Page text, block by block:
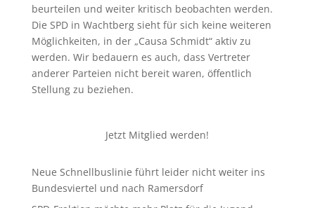
beurteilen und weiter kritisch beobachten werden.
Die SPD in Wachtberg sieht für sich keine weiteren
Möglichkeiten, in der „Causa Schmidt“ aktiv zu
werden. Wir bedauern es auch, dass Vertreter
anderer Parteien nicht bereit waren, öffentlich
Stellung zu beziehen.
Jetzt Mitglied werden!
Neue Schnellbuslinie führt leider nicht weiter ins
Bundesviertel und nach Ramersdorf